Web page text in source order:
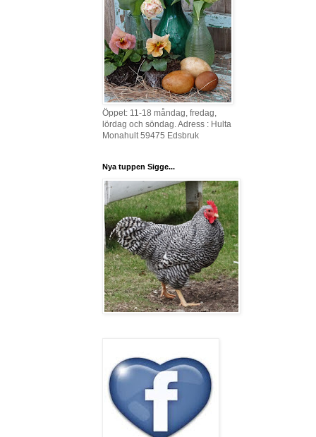
Öppet: 11-18 måndag, fredag,
lördag och söndag. Adress : Hulta
Monahult 59475 Edsbruk
Nya tuppen Sigge...